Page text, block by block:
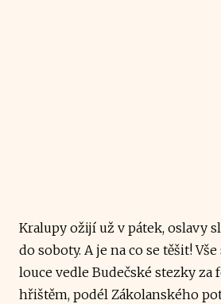
Kralupy ožijí už v pátek, oslavy
do soboty. A je na co se těšit!
louce vedle Budečské stezky za
hřištěm, podél Zákolanského